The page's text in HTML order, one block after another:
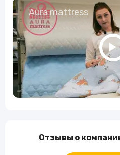
Aura mattress
Отзывы о